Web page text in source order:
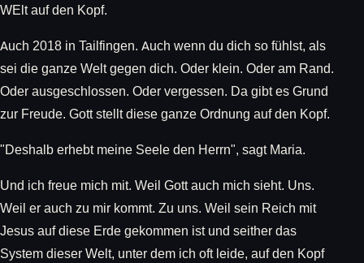
WElt auf den Kopf.
Auch 2018 in Tailfingen. Auch wenn du dich so fühlst, als
sei die ganze Welt gegen dich. Oder klein. Oder am Rand.
Oder ausgeschlossen. Oder vergessen. Da gibt es Grund
zur Freude. Gott stellt diese ganze Ordnung auf den Kopf.
"Deshalb erhebt meine Seele den Herrn", sagt Maria.
Und ich freue mich mit. Weil Gott auch mich sieht. Uns.
Weil er auch zu mir kommt. Zu uns. Weil sein Reich mit
Jesus auf diese Erde gekommen ist und seither das
System dieser Welt, unter dem ich oft leide, auf den Kopf